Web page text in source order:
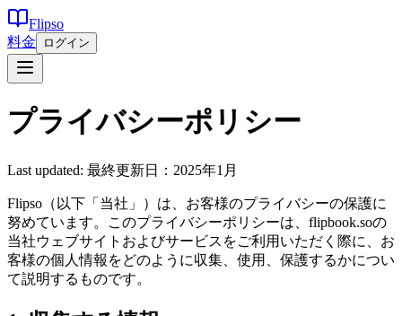
Flipso
料金
ログイン
プライバシーポリシー
Last updated: 最終更新日：2025年1月
Flipso（以下「当社」）は、お客様のプライバシーの保護に
努めています。このプライバシーポリシーは、flipbook.soの
当社ウェブサイトおよびサービスをご利用いただく際に、お
客様の個人情報をどのように収集、使用、保護するかについ
て説明するものです。